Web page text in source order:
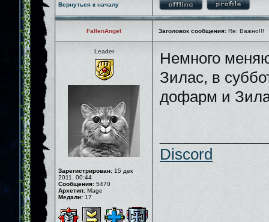
Вернуться к началу
FallenAngel Заголовок сообщения: Re: Важно!!!
Leader
Зарегистрирован: 15 дек
2011, 00:44
Сообщения: 5470
Архетип: Mage
Медали: 17
Немного
Зилас, в
дофарм и
Discord